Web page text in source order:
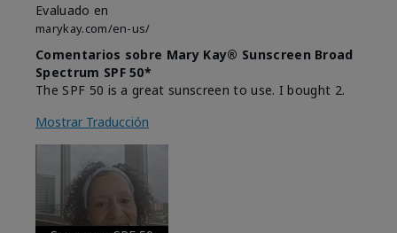
Evaluado en
marykay.com/en-us/
Comentarios sobre Mary Kay® Sunscreen Broad
Spectrum SPF 50*
The SPF 50 is a great sunscreen to use. I bought 2.
Mostrar Traducción